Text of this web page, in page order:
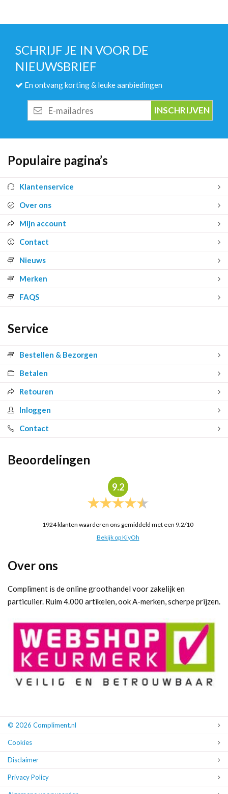
SCHRIJF JE IN VOOR DE
NIEUWSBRIEF
En ontvang korting & leuke aanbiedingen
mailadres
Populaire pagina’s
Klantenservice
Over ons
Mijn account
Contact
Nieuws
Merken
FAQS
Service
Bestellen & Bezorgen
Betalen
Retouren
Inloggen
Contact
Beoordelingen
9.2
1924klanten waarderen ons gemiddeld met een 9.2/10
Bekijk op KiyOh
Over ons
Compliment is de online groothandel voor zakelijk en
particulier. Ruim 4.000 artikelen, ook A-merken, scherpe prijzen.
© 2026 Compliment.nl
Cookies
Disclaimer
Privacy Policy